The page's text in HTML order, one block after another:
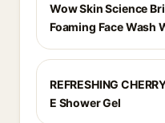
Wow Skin Science
Foaming Face Wash
REFRESHING
E Shower Gel